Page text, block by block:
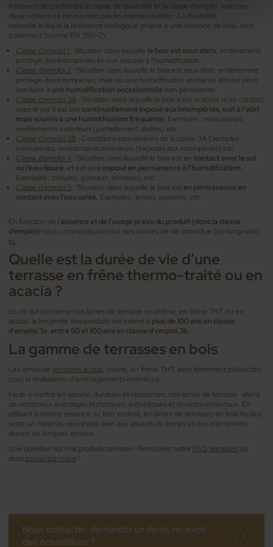
fréquent de confondre la classe de durabilité et la classe d’emploi, mais ces
deux notions ne recouvrent pas les mêmes réalités : La durabilité
naturelle indique la résistance biologique propre à une essence de bois, sans
traitement (norme EN 350-2).
Classe d’emploi 1 : Situation dans laquelle le bois est sous abris, entièrement
protégé des intempéries et non exposé à l’humidification.
Classe d’emploi 2 : Situation dans laquelle le bois est sous abris, entièrement
protégé des intempéries, mais où une humidification ambiante élevée peut
conduire à une humidification occasionnelle non persistante.
Classe d’emploi 3A : Situation dans laquelle le bois n’est ni abrité ni en contact
avec le sol. Il est soitcontinuellement exposé aux intempéries, soit à l’abri
mais soumis à une humidification fréquente. Exemples : menuiseries,
revêtements extérieurs (partiellement abrités) etc.
Classe d’emploi 3B : Conditions plus sévères de la classe 3A Exemples :
menuiseries, revêtements extérieurs (exposés aux intempéries) etc.
Classe d’emploi 4 : Situation dans laquelle le bois est encontact avec le sol
ou l’eau douce, et est ainsiexposé en permanence à l’humidification.
Exemples : clôtures, poteaux, terrasses, etc.
Classe d’emploi 5 : Situation dans laquelle le bois esten permanence en
contact avec l’eau salée. Exemples : jetées, pontons, etc.
En fonction de l’essence et de l’usage prévu du produit (donc la classe
d’emploi) nous communiquons sur des durées de vie attendue (ou longévité)
ici.
Quelle est la durée de vie d’une
terrasse en frêne thermo-traité ou en
acacia ?
En ce qui concerne nos lames de terrasse en chêne, en frêne THT ou en
acacia, la longévité des produits est estimé à plus de 100 ans en classe
d'emploi 3a,entre 50 et 100 ans en classe d'emploi 3b.
La gamme de terrasses en bois
Les lames deterrasses acacia, chêne, en frêne THT, sont fortement plébiscités
pour la réalisations d'aménagements extérieurs.
Facile à mettre en œuvre, durables et résistantes, ces lames de terrasse allient
de nombreux avantages techniques, esthétiques et environnementaux. En
utilisant la bonne essence au bon endroit, les lames de terrasses en bois feuillus
reste un matériau qui résiste bien aux assauts du temps et des intempéries
durant de longues années.
Une question sur nos produits terrasse? Retrouvez notre FAQ terrasses ou
alors contactez-nous !
Nous contacter, demander un devis, recevoir
des échantillons ?